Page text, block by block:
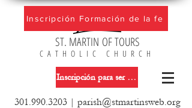
ST. MARTIN OF TOURS
CATHOLIC CHURCH
Inscripción para ser miembro de la iglesia
301.990.3203| parish@stmartinsweb.org
Inscripción Formación de la fe